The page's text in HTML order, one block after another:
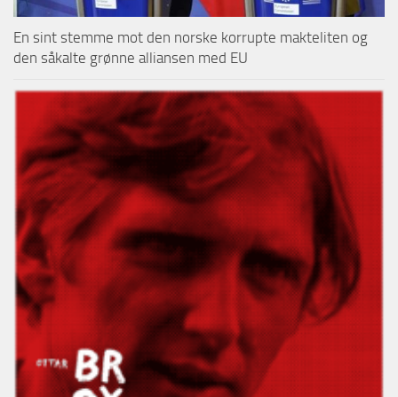
En sint stemme mot den norske korrupte makteliten og
den såkalte grønne alliansen med EU